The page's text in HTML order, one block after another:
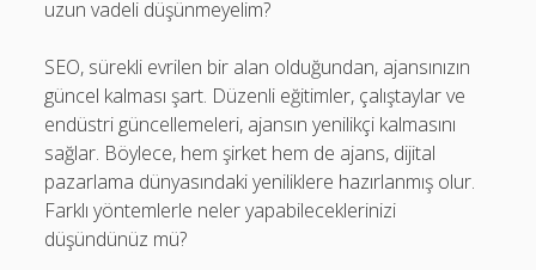
uzun vadeli düşünmeyelim?
SEO, sürekli evrilen bir alan olduğundan, ajansınızın
güncel kalması şart. Düzenli eğitimler, çalıştaylar ve
endüstri güncellemeleri, ajansın yenilikçi kalmasını
sağlar. Böylece, hem şirket hem de ajans, dijital
pazarlama dünyasındaki yeniliklere hazırlanmış olur.
Farklı yöntemlerle neler yapabileceklerinizi
düşündünüz mü?